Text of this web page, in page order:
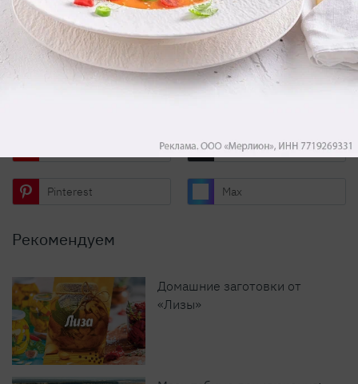
Мы в соцсетях и на видеоплатформах
Телеграм ВКонтакте
Дзен
Pinterest Max
Рекомендуем
Домашние заготовки от
«Лизы»